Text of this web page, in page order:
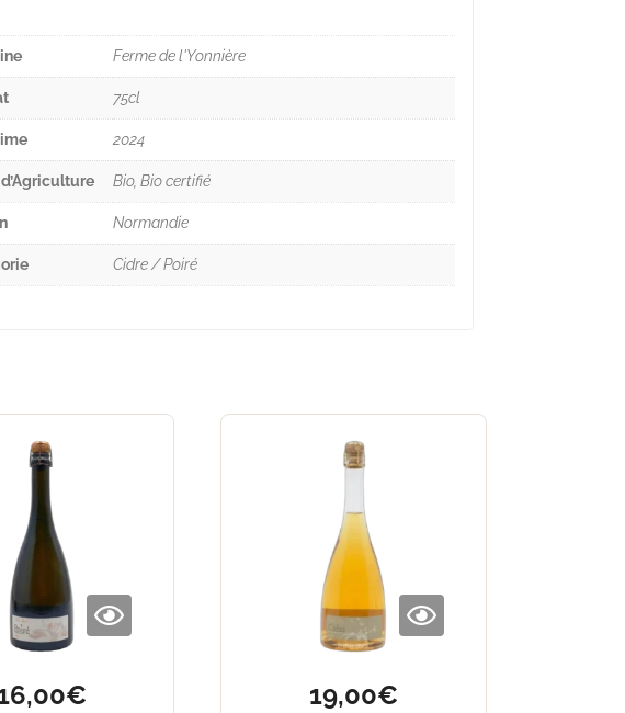
Ferme de l'Yonnière
75cl
2024
Bio, Bio certifié
Normandie
Cidre / Poiré
€ 19,00€